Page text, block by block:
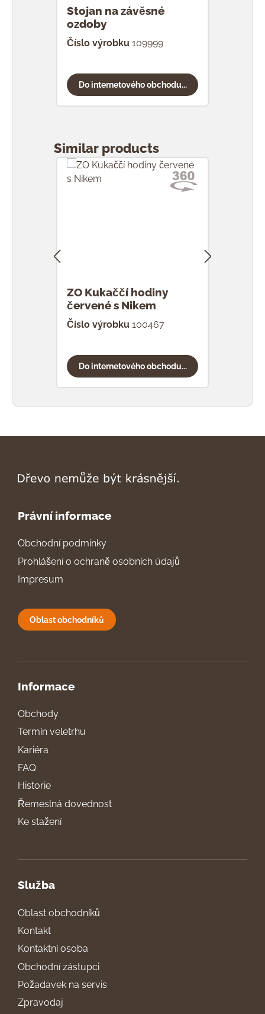
Stojan na závěsné
ozdoby
Číslo výrobku 109999
Do internetového obchodu...
Similar products
ZO Kukaččí hodiny
červené s Nikem
Číslo výrobku 100467
Do internetového obchodu...
Právní informace
Obchodní podmínky
Prohlášení o ochraně osobních údajů
Impresum
Oblast obchodníků
Informace
Obchody
Termín veletrhu
Kariéra
FAQ
Historie
Řemeslná dovednost
Ke stažení
Služba
Oblast obchodníků
Kontakt
Kontaktní osoba
Obchodní zástupci
Požadavek na servis
Zpravodaj